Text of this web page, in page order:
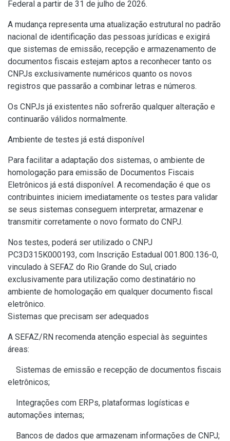
Federal a partir de 31 de julho de 2026.
A mudança representa uma atualização estrutural no padrão
nacional de identificação das pessoas jurídicas e exigirá
que sistemas de emissão, recepção e armazenamento de
documentos fiscais estejam aptos a reconhecer tanto os
CNPJs exclusivamente numéricos quanto os novos
registros que passarão a combinar letras e números.
Os CNPJs já existentes não sofrerão qualquer alteração e
continuarão válidos normalmente.
Ambiente de testes já está disponível
Para facilitar a adaptação dos sistemas, o ambiente de
homologação para emissão de Documentos Fiscais
Eletrônicos já está disponível. A recomendação é que os
contribuintes iniciem imediatamente os testes para validar
se seus sistemas conseguem interpretar, armazenar e
transmitir corretamente o novo formato do CNPJ.
Nos testes, poderá ser utilizado o CNPJ
PC3D315K000193, com Inscrição Estadual 001.800.136-0,
vinculado à SEFAZ do Rio Grande do Sul, criado
exclusivamente para utilização como destinatário no
ambiente de homologação em qualquer documento fiscal
eletrônico.
Sistemas que precisam ser adequados
A SEFAZ/RN recomenda atenção especial às seguintes
áreas:
Sistemas de emissão e recepção de documentos fiscais
eletrônicos;
Integrações com ERPs, plataformas logísticas e
automações internas;
Bancos de dados que armazenam informações de CNPJ;